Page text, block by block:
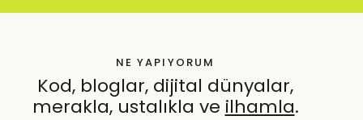
NE YAPIYORUM
Kod, bloglar, dijital dünyalar,
merakla, ustalıkla veöze.